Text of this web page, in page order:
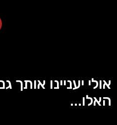
אולי יעניינו אותך
האלו...